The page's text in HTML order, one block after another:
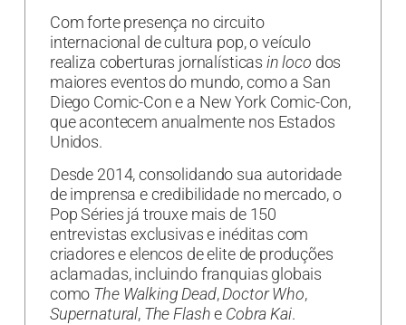
Com forte presença no circuito
internacional de cultura pop, o veículo
realiza coberturas jornalísticas in loco dos
maiores eventos do mundo, como a San
Diego Comic-Con e a New York Comic-Con,
que acontecem anualmente nos Estados
Unidos.
Desde 2014, consolidando sua autoridade
de imprensa e credibilidade no mercado, o
Pop Séries já trouxe mais de 150
entrevistas exclusivas e inéditas com
criadores e elencos de elite de produções
aclamadas, incluindo franquias globais
como The Walking Dead,Doctor Who,
Supernatural, The Flashe Cobra Kai.